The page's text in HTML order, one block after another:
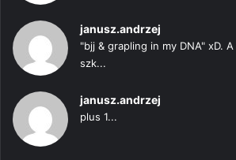
janusz.andrzej
"bjj & grapling in my DNA" xD.
szk...
janusz.andrzej
plus 1...